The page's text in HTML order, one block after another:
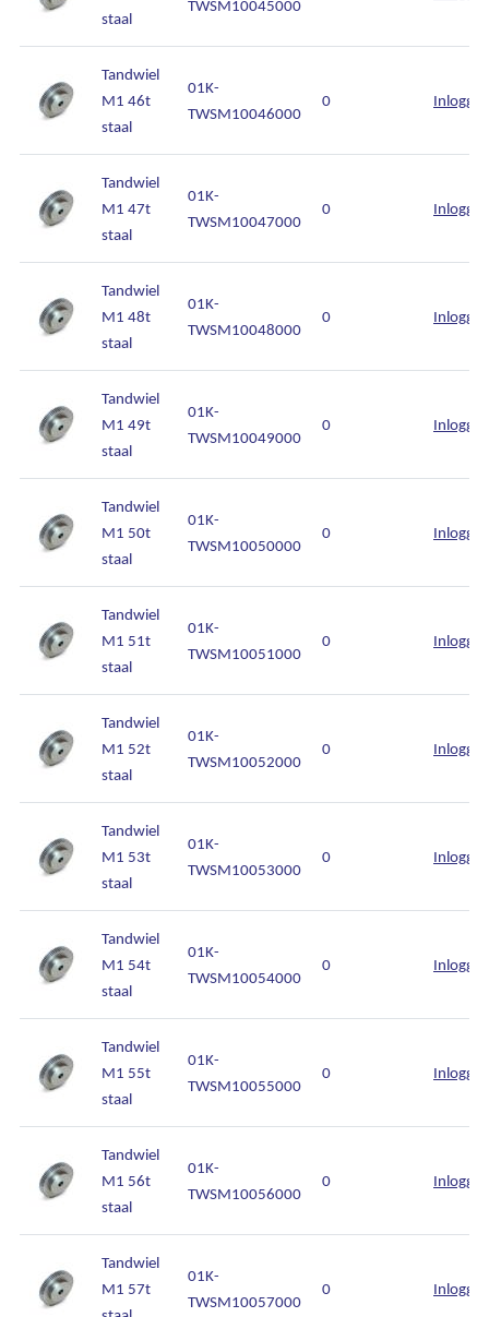
staal
TWSM10045000
Tandwiel
M1 46t
staal
01K-
TWSM10046000
0 Inloggen
Tandwiel
M1 47t
staal
01K-
TWSM10047000
0 Inloggen
Tandwiel
M1 48t
staal
01K-
TWSM10048000
0 Inloggen
Tandwiel
M1 49t
staal
01K-
TWSM10049000
0 Inloggen
Tandwiel
M1 50t
staal
01K-
TWSM10050000
0 Inloggen
Tandwiel
M1 51t
staal
01K-
TWSM10051000
0 Inloggen
Tandwiel
M1 52t
staal
01K-
TWSM10052000
0 Inloggen
Tandwiel
M1 53t
staal
01K-
TWSM10053000
0 Inloggen
Tandwiel
M1 54t
staal
01K-
TWSM10054000
0 Inloggen
Tandwiel
M1 55t
staal
01K-
TWSM10055000
0 Inloggen
Tandwiel
M1 56t
staal
01K-
TWSM10056000
0 Inloggen
Tandwiel
M1 57t
01K-
TWSM10057000
0 Inloggen